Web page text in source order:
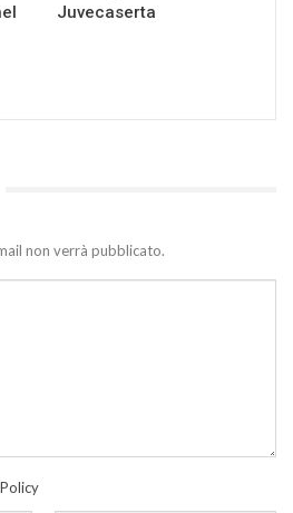
Juvecaserta
non verrà pubblicato.